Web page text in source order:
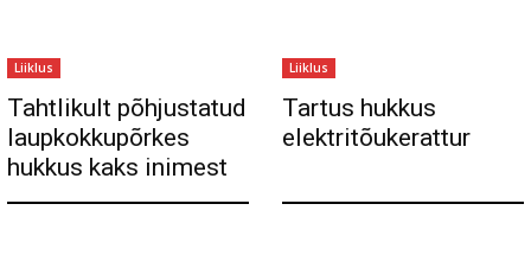
Liiklus
Tahtlikult põhjustatud
laupkokkupõrkes
hukkus kaks inimest
Liiklus
Tartus hukkus
elektritõukerattur